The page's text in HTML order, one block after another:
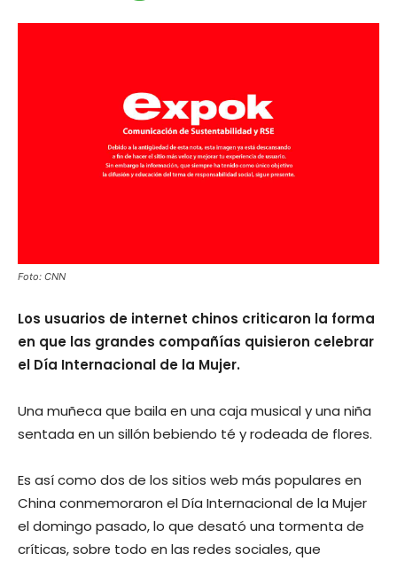
Foto: CNN
Los usuarios de internet chinos criticaron la forma
en que las grandes compañías quisieron celebrar
el Día Internacional de la Mujer.
Una muñeca que baila en una caja musical y una niña
sentada en un sillón bebiendo té y rodeada de flores.
Es así como dos de los sitios web más populares en
China conmemoraron el Día Internacional de la Mujer
el domingo pasado, lo que desató una tormenta de
críticas, sobre todo en las redes sociales, que